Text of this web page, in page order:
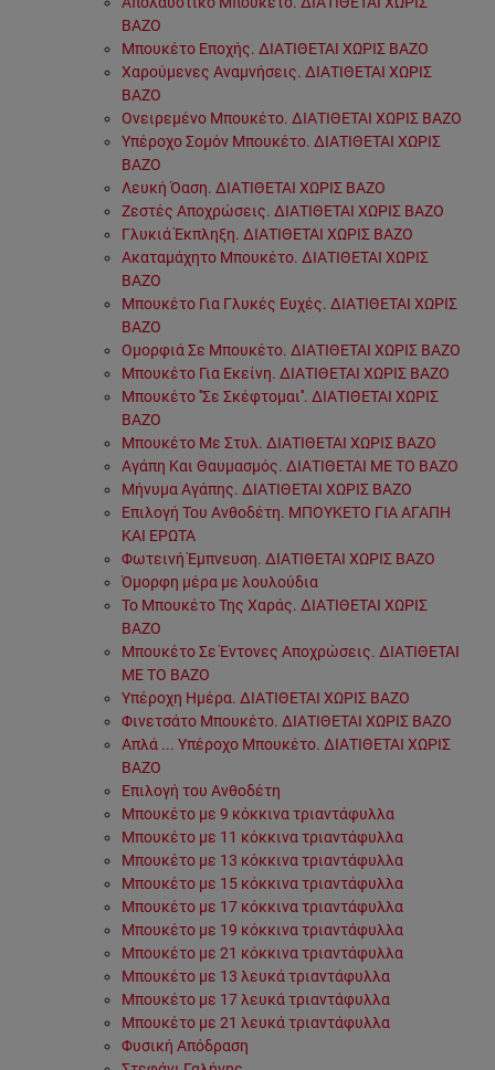
ΒΑΖΟ
Μπουκέτο Εποχής. ΔΙΑΤΙΘΕΤΑΙ ΧΩΡΙΣ ΒΑΖΟ
Χαρούμενες Αναμνήσεις. ΔΙΑΤΙΘΕΤΑΙ ΧΩΡΙΣ
ΒΑΖΟ
Ονειρεμένο Μπουκέτο. ΔΙΑΤΙΘΕΤΑΙ ΧΩΡΙΣ ΒΑΖΟ
Υπέροχο Σομόν Μπουκέτο. ΔΙΑΤΙΘΕΤΑΙ ΧΩΡΙΣ
ΒΑΖΟ
Λευκή Όαση. ΔΙΑΤΙΘΕΤΑΙ ΧΩΡΙΣ ΒΑΖΟ
Ζεστές Αποχρώσεις. ΔΙΑΤΙΘΕΤΑΙ ΧΩΡΙΣ ΒΑΖΟ
Γλυκιά Έκπληξη. ΔΙΑΤΙΘΕΤΑΙ ΧΩΡΙΣ ΒΑΖΟ
Ακαταμάχητο Μπουκέτο. ΔΙΑΤΙΘΕΤΑΙ ΧΩΡΙΣ
ΒΑΖΟ
Μπουκέτο Για Γλυκές Ευχές. ΔΙΑΤΙΘΕΤΑΙ ΧΩΡΙΣ
ΒΑΖΟ
Ομορφιά Σε Μπουκέτο. ΔΙΑΤΙΘΕΤΑΙ ΧΩΡΙΣ ΒΑΖΟ
Μπουκέτο Για Εκείνη. ΔΙΑΤΙΘΕΤΑΙ ΧΩΡΙΣ ΒΑΖΟ
Μπουκέτο ''Σε Σκέφτομαι''. ΔΙΑΤΙΘΕΤΑΙ ΧΩΡΙΣ
ΒΑΖΟ
Μπουκέτο Με Στυλ. ΔΙΑΤΙΘΕΤΑΙ ΧΩΡΙΣ ΒΑΖΟ
Αγάπη Και Θαυμασμός. ΔΙΑΤΙΘΕΤΑΙ ΜΕ ΤΟ ΒΑΖΟ
Μήνυμα Αγάπης. ΔΙΑΤΙΘΕΤΑΙ ΧΩΡΙΣ ΒΑΖΟ
Επιλογή Του Ανθοδέτη. ΜΠΟΥΚΕΤΟ ΓΙΑ ΑΓΑΠΗ
ΚΑΙ ΕΡΩΤΑ
Φωτεινή Έμπνευση. ΔΙΑΤΙΘΕΤΑΙ ΧΩΡΙΣ ΒΑΖΟ
Όμορφη μέρα με λουλούδια
Το Μπουκέτο Της Χαράς. ΔΙΑΤΙΘΕΤΑΙ ΧΩΡΙΣ
ΒΑΖΟ
Μπουκέτο Σε Έντονες Αποχρώσεις. ΔΙΑΤΙΘΕΤΑΙ
ΜΕ ΤΟ ΒΑΖΟ
Υπέροχη Ημέρα. ΔΙΑΤΙΘΕΤΑΙ ΧΩΡΙΣ ΒΑΖΟ
Φινετσάτο Μπουκέτο. ΔΙΑΤΙΘΕΤΑΙ ΧΩΡΙΣ ΒΑΖΟ
Απλά ... Υπέροχο Μπουκέτο. ΔΙΑΤΙΘΕΤΑΙ ΧΩΡΙΣ
ΒΑΖΟ
Επιλογή του Ανθοδέτη
Μπουκέτο με 9 κόκκινα τριαντάφυλλα
Μπουκέτο με 11 κόκκινα τριαντάφυλλα
Μπουκέτο με 13 κόκκινα τριαντάφυλλα
Μπουκέτο με 15 κόκκινα τριαντάφυλλα
Μπουκέτο με 17 κόκκινα τριαντάφυλλα
Μπουκέτο με 19 κόκκινα τριαντάφυλλα
Μπουκέτο με 21 κόκκινα τριαντάφυλλα
Μπουκέτο με 13 λευκά τριαντάφυλλα
Μπουκέτο με 17 λευκά τριαντάφυλλα
Μπουκέτο με 21 λευκά τριαντάφυλλα
Φυσική Απόδραση